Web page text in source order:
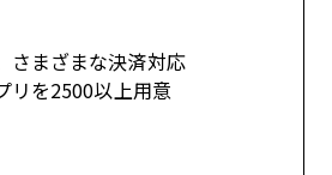
さまざまな決済対応
リを2500以上用意